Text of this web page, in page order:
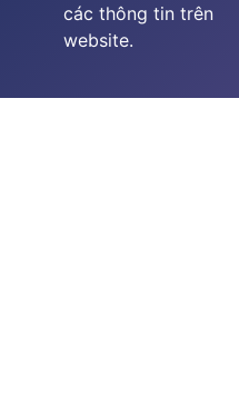
các thông tin trên
website.